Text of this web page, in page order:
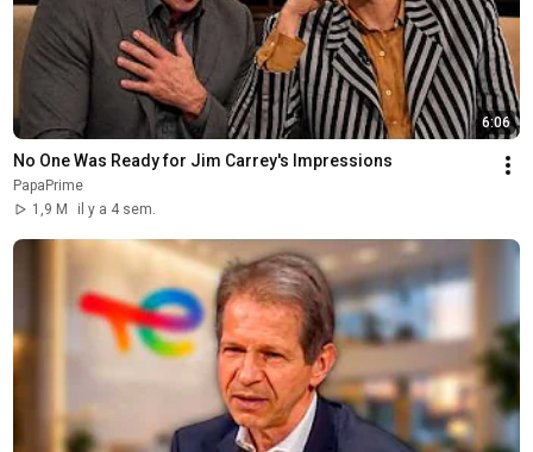
6:06
No One Was Ready for Jim Carrey's Impressions
PapaPrime
1,9 M
il y a 4 sem.